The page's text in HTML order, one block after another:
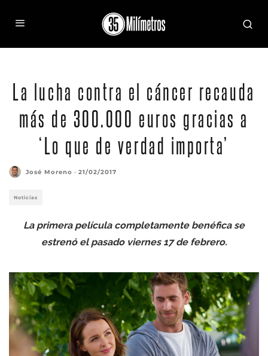
La lucha contra el cáncer recauda
más de 300.000 euros gracias a
‘Lo que de verdad importa’
José Moreno · 21/02/2017
Noticias
La primera película completamente benéfica se
estrenó el pasado viernes 17 de febrero.